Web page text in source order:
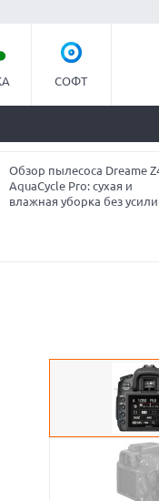
СОФТ
Обзор пылесоса Dreame
AquaCycle Pro: сухая и
влажная уборка без